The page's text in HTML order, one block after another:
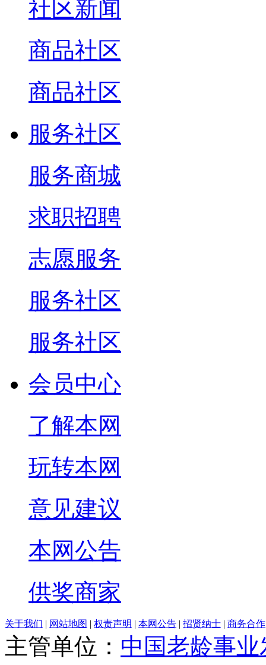
社区新闻
商品社区
商品社区
服务社区
服务商城
求职招聘
志愿服务
服务社区
服务社区
会员中心
了解本网
玩转本网
意见建议
本网公告
供奖商家
关于我们 | 网站地图 | 权责声明 | 本网公告 | 招贤纳士 | 商务合作
主管单位： 中国老龄事